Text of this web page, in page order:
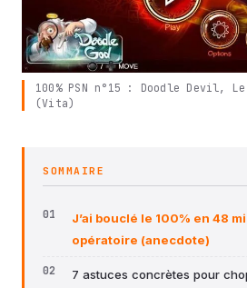
100% PSN n°15 : Doodle Devil,
(Vita)
SOMMAIRE
J’ai bouclé le 100% en 48
opératoire (anecdote)
7 astuces concrètes pour